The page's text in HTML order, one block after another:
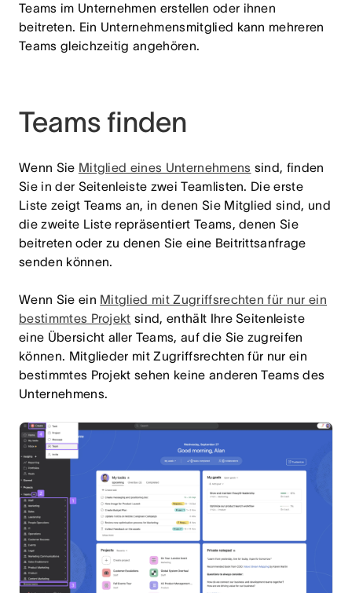
Teams im Unternehmen erstellen oder ihnen
beitreten. Ein Unternehmensmitglied kann mehreren
Teams gleichzeitig angehören.
Teams finden
Wenn Sie Mitglied eines Unternehmens sind, finden
Sie in der Seitenleiste zwei Teamlisten. Die erste
Liste zeigt Teams an, in denen Sie Mitglied sind, und
die zweite Liste repräsentiert Teams, denen Sie
beitreten oder zu denen Sie eine Beitrittsanfrage
senden können.
Wenn Sie ein Mitglied mit Zugriffsrechten für nur ein
bestimmtes Projekt sind, enthält Ihre Seitenleiste
eine Übersicht aller Teams, auf die Sie zugreifen
können. Mitglieder mit Zugriffsrechten für nur ein
bestimmtes Projekt sehen keine anderen Teams des
Unternehmens.